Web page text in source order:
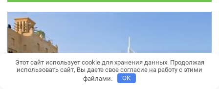
Этот сайт использует cookie для хранения данных. Продолжая
использовать сайт, Вы даете свое согласие на работу с этими
файлами.
OK